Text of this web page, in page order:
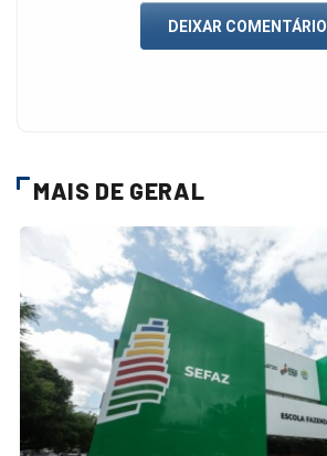
DEIXAR COMENTÁRIO
MAIS DE GERAL